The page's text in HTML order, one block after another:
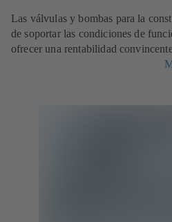
Las válvulas y bombas para la
de soportar las condiciones de
ofrecer una rentabilidad